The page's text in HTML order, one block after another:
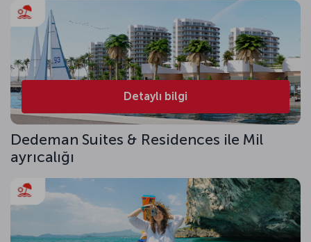
Detaylı bilgi
Dedeman Suites & Residences ile Mil
ayrıcalığı